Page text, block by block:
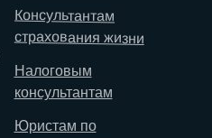
Консультантам
страхования жизни
Налоговым
консультантам
Юристам по